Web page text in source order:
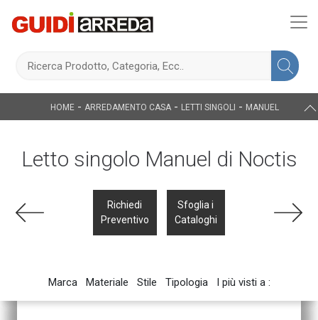
HOME- ARREDAMENTO CASA- LETTI SINGOLI - MANUEL
Letto singolo Manuel di Noctis
Richiedi
Preventivo
Sfoglia i
Cataloghi
Marca Materiale Stile Tipologia I più visti a :